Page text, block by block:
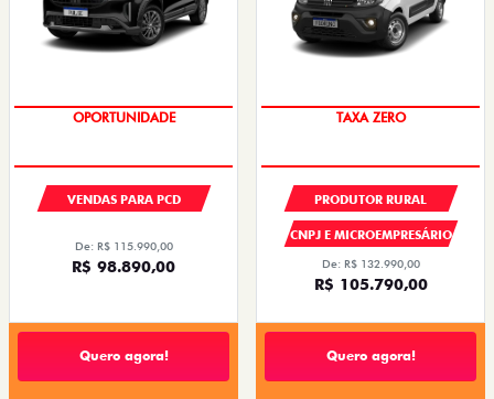
OPORTUNIDADE
VENDAS PARA PCD
De: R$ 115.990,00
R$ 98.890,00
Quero agora!
TAXA ZERO
PRODUTOR RURAL
CNPJ E MICROEMPRESÁRIO
De: R$ 132.990,00
R$ 105.790,00
Quero agora!